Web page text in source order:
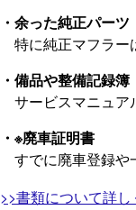
・余った純正パー
特に純正マフラー
・備品や整備記録簿
サービスマニュア
・※廃車証明書
すでに廃車登録や
>>書類について詳